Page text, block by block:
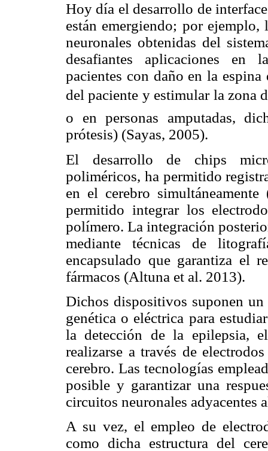
Hoy día el desarrollo de
están emergiendo; por
neuronales obtenidas del
desafiantes aplicaciones en
pacientes con daño en la
del paciente y estimular la zona
o en personas amputadas,
prótesis) (Sayas, 2005).
El desarrollo de chips
poliméricos, ha permitido
en el cerebro
permitido integrar los
polímero. La integración
mediante técnicas de
encapsulado que garantiza el
fármacos (Altuna et al. 2013).
Dichos dispositivos suponen
genética o eléctrica para
la detección de la epilepsia,
realizarse a través de
cerebro. Las tecnologías
posible y garantizar una
circuitos neuronales adyacentes
A su vez, el empleo de
como dicha estructura del